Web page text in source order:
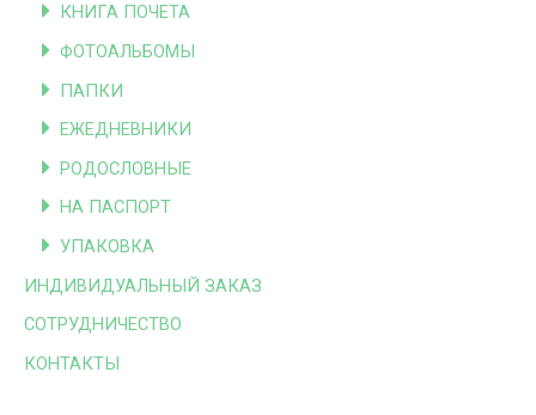
КНИГА ПОЧЕТА
ФОТОАЛЬБОМЫ
ПАПКИ
ЕЖЕДНЕВНИКИ
РОДОСЛОВНЫЕ
НА ПАСПОРТ
УПАКОВКА
ИНДИВИДУАЛЬНЫЙ ЗАКАЗ
СОТРУДНИЧЕСТВО
КОНТАКТЫ